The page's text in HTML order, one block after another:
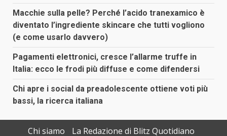
Macchie sulla pelle? Perché l’acido tranexamico è
diventato l’ingrediente skincare che tutti vogliono
(e come usarlo davvero)
Pagamenti elettronici, cresce l’allarme truffe in
Italia: ecco le frodi più diffuse e come difendersi
Chi apre i social da preadolescente ottiene voti più
bassi, la ricerca italiana
Chi siamo La Redazione di Blitz Quotidiano